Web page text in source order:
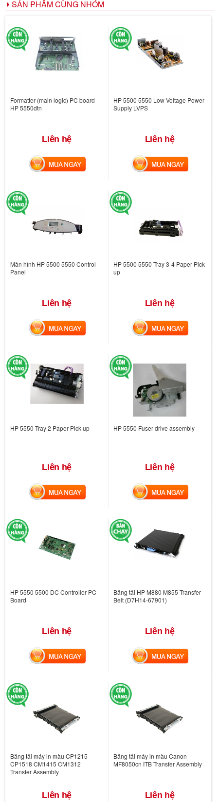
SẢN PHẨM CÙNG NHÓM
Formatter (main logic) PC board
HP 5550dtn
Liên hệ
MUA NGAY
HP 5500 5550 Low Voltage Power
Supply LVPS
Liên hệ
MUA NGAY
Màn hình HP 5500 5550 Control
Panel
Liên hệ
MUA NGAY
HP 5500 5550 Tray 3-4 Paper Pick
up
Liên hệ
MUA NGAY
HP 5550 Tray 2 Paper Pick up
Liên hệ
MUA NGAY
HP 5550 Fuser drive assembly
Liên hệ
MUA NGAY
HP 5550 5500 DC Controller PC
Board
Liên hệ
MUA NGAY
Băng tải HP M880 M855 Transfer
Belt (D7H14-67901)
Liên hệ
MUA NGAY
Băng tải máy in màu CP1215
CP1518 CM1415 CM1312
Transfer Assembly
Liên hệ
Băng tải máy in màu Canon
MF8050cn ITB Transfer Assembly
Liên hệ